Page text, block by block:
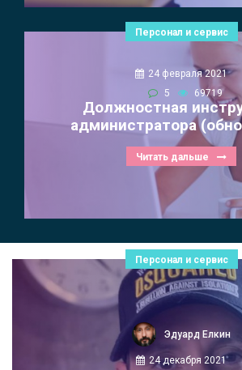
Персонал и сервис
24 февраля 2021
5
69719
Должностная
администратора
Читать дальше
Персонал и сервис
Эдуард Елкин
24 декабря 2021